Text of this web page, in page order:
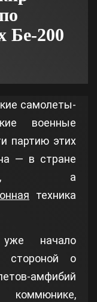
Бе-200
самолеты-
военные
партию этих
— в стране
а
техника
начало
стороной о
амфибий